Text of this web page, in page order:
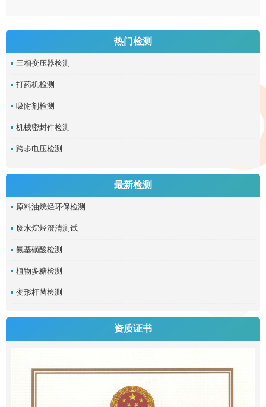
热门检测
三相变压器检测
打药机检测
吸附剂检测
机械密封件检测
跨步电压检测
最新检测
原料油烷烃环保检测
废水烷烃澄清测试
氨基磺酸检测
植物多糖检测
变形杆菌检测
资质证书